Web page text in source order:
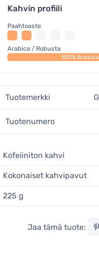
Kahvin profiili
Paahtoaste
Arabica / Robusta
100% Arabica
Tuotemerkki
Tuotenumero
Kofeiiniton kahvi
Kokonaiset kahvipavut
225 g
Jaa tämä tuote: